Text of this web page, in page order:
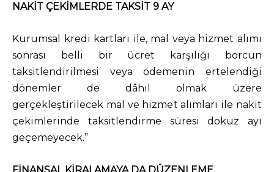
NAKİT ÇEKİMLERDE TAKSİT 9 AY
Kurumsal kredi kartları ile, mal veya hizmet alımı
sonrası belli bir ücret karşılığı borcun
taksitlendirilmesi veya ödemenin ertelendiği
dönemler de dâhil olmak üzere
gerçekleştirilecek mal ve hizmet alımları ile nakit
çekimlerinde taksitlendirme süresi dokuz ayı
geçemeyecek.”